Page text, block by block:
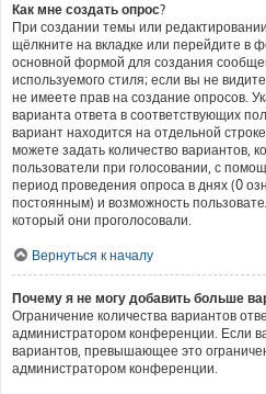
Как мне создать опрос?
При создании темы или
щёлкните на вкладке или перейдите в
основной формой для создания
используемого стиля; если вы не
не имеете прав на создание опросов.
варианта ответа в соответствующих
вариант находится на отдельной
можете задать количество вариантов,
пользователи при голосовании, с
период проведения опроса в днях (0
постоянным) и возможность
который они проголосовали.
Вернуться к началу
Почему я не могу добавить больше
Ограничение количества вариантов
администратором конференции. Если
вариантов, превышающее это
администратором конференции.